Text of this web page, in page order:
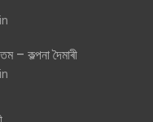
– কল্পনা দৈমাৰী